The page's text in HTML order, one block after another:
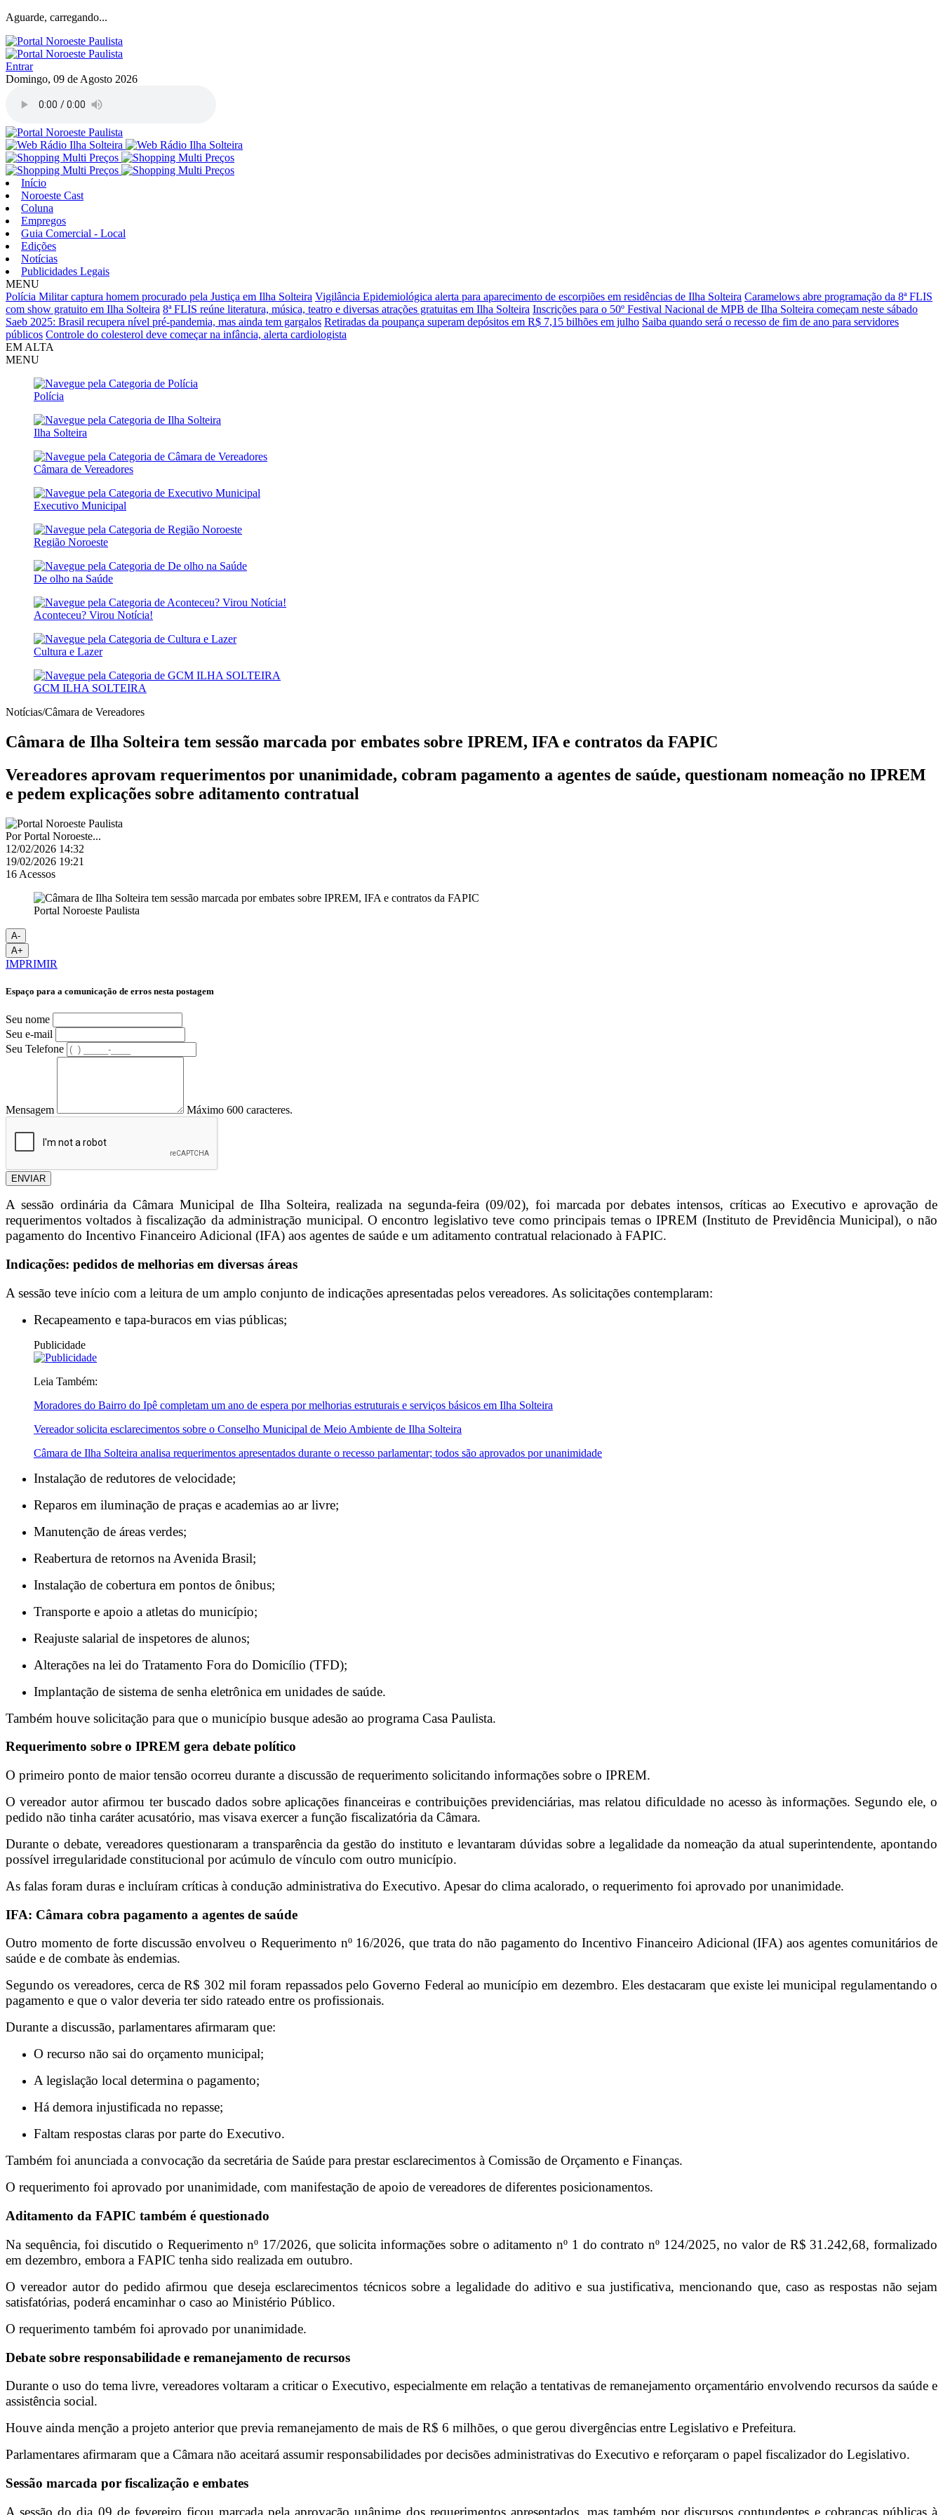
Aguarde, carregando...
Entrar
Domingo, 09 de Agosto 2026
Início
Noroeste Cast
Coluna
Empregos
Guia Comercial - Local
Edições
Notícias
Publicidades Legais
MENU
Polícia Militar captura homem procurado pela Justiça em Ilha Solteira Vigilância Epidemiológica alerta para aparecimento de escorpiões em residências de Ilha Solteira Caramelows abre programação da 8ª FLIS
com show gratuito em Ilha Solteira 8ª FLIS reúne literatura, música, teatro e diversas atrações gratuitas em Ilha Solteira Inscrições para o 50º Festival Nacional de MPB de Ilha Solteira começam neste sábado
Saeb 2025: Brasil recupera nível pré-pandemia, mas ainda tem gargalos Retiradas da poupança superam depósitos em R$ 7,15 bilhões em julho Saiba quando será o recesso de fim de ano para servidores
públicos Controle do colesterol deve começar na infância, alerta cardiologista
EM ALTA
MENU
Polícia
Ilha Solteira
Câmara de Vereadores
Executivo Municipal
Região Noroeste
De olho na Saúde
Aconteceu? Virou Notícia!
Cultura e Lazer
GCM ILHA SOLTEIRA
Notícias/Câmara de Vereadores
Câmara de Ilha Solteira tem sessão marcada por embates sobre IPREM, IFA e contratos da FAPIC
Vereadores aprovam requerimentos por unanimidade, cobram pagamento a agentes de saúde, questionam nomeação no IPREM
e pedem explicações sobre aditamento contratual
PorPortal Noroeste...
12/02/2026 14:32
19/02/2026 19:21
16 Acessos
Portal Noroeste Paulista
A-
A+
IMPRIMIR
Espaço para a comunicação de erros nesta postagem
Seu nome
Seu e-mail
Seu Telefone
Mensagem Máximo 600 caracteres.
ENVIAR
A sessão ordinária da Câmara Municipal de Ilha Solteira, realizada na segunda-feira (09/02), foi marcada por debates intensos, críticas ao Executivo e aprovação de
requerimentos voltados à fiscalização da administração municipal. O encontro legislativo teve como principais temas o IPREM (Instituto de Previdência Municipal), o não
pagamento do Incentivo Financeiro Adicional (IFA) aos agentes de saúde e um aditamento contratual relacionado à FAPIC.
Indicações: pedidos de melhorias em diversas áreas
A sessão teve início com a leitura de um amplo conjunto de indicações apresentadas pelos vereadores. As solicitações contemplaram:
Recapeamento e tapa-buracos em vias públicas;
Publicidade
Leia Também:
Moradores do Bairro do Ipê completam um ano de espera por melhorias estruturais e serviços básicos em Ilha Solteira
Vereador solicita esclarecimentos sobre o Conselho Municipal de Meio Ambiente de Ilha Solteira
Câmara de Ilha Solteira analisa requerimentos apresentados durante o recesso parlamentar; todos são aprovados por unanimidade
Instalação de redutores de velocidade;
Reparos em iluminação de praças e academias ao ar livre;
Manutenção de áreas verdes;
Reabertura de retornos na Avenida Brasil;
Instalação de cobertura em pontos de ônibus;
Transporte e apoio a atletas do município;
Reajuste salarial de inspetores de alunos;
Alterações na lei do Tratamento Fora do Domicílio (TFD);
Implantação de sistema de senha eletrônica em unidades de saúde.
Também houve solicitação para que o município busque adesão ao programa Casa Paulista.
Requerimento sobre o IPREM gera debate político
O primeiro ponto de maior tensão ocorreu durante a discussão de requerimento solicitando informações sobre o IPREM.
O vereador autor afirmou ter buscado dados sobre aplicações financeiras e contribuições previdenciárias, mas relatou dificuldade no acesso às informações. Segundo ele, o
pedido não tinha caráter acusatório, mas visava exercer a função fiscalizatória da Câmara.
Durante o debate, vereadores questionaram a transparência da gestão do instituto e levantaram dúvidas sobre a legalidade da nomeação da atual superintendente, apontando
possível irregularidade constitucional por acúmulo de vínculo com outro município.
As falas foram duras e incluíram críticas à condução administrativa do Executivo. Apesar do clima acalorado, o requerimento foi aprovado por unanimidade.
IFA: Câmara cobra pagamento a agentes de saúde
Outro momento de forte discussão envolveu o Requerimento nº 16/2026, que trata do não pagamento do Incentivo Financeiro Adicional (IFA) aos agentes comunitários de
saúde e de combate às endemias.
Segundo os vereadores, cerca de R$ 302 mil foram repassados pelo Governo Federal ao município em dezembro. Eles destacaram que existe lei municipal regulamentando o
pagamento e que o valor deveria ter sido rateado entre os profissionais.
Durante a discussão, parlamentares afirmaram que:
O recurso não sai do orçamento municipal;
A legislação local determina o pagamento;
Há demora injustificada no repasse;
Faltam respostas claras por parte do Executivo.
Também foi anunciada a convocação da secretária de Saúde para prestar esclarecimentos à Comissão de Orçamento e Finanças.
O requerimento foi aprovado por unanimidade, com manifestação de apoio de vereadores de diferentes posicionamentos.
Aditamento da FAPIC também é questionado
Na sequência, foi discutido o Requerimento nº 17/2026, que solicita informações sobre o aditamento nº 1 do contrato nº 124/2025, no valor de R$ 31.242,68, formalizado
em dezembro, embora a FAPIC tenha sido realizada em outubro.
O vereador autor do pedido afirmou que deseja esclarecimentos técnicos sobre a legalidade do aditivo e sua justificativa, mencionando que, caso as respostas não sejam
satisfatórias, poderá encaminhar o caso ao Ministério Público.
O requerimento também foi aprovado por unanimidade.
Debate sobre responsabilidade e remanejamento de recursos
Durante o uso do tema livre, vereadores voltaram a criticar o Executivo, especialmente em relação a tentativas de remanejamento orçamentário envolvendo recursos da saúde e
assistência social.
Houve ainda menção a projeto anterior que previa remanejamento de mais de R$ 6 milhões, o que gerou divergências entre Legislativo e Prefeitura.
Parlamentares afirmaram que a Câmara não aceitará assumir responsabilidades por decisões administrativas do Executivo e reforçaram o papel fiscalizador do Legislativo.
Sessão marcada por fiscalização e embates
A sessão do dia 09 de fevereiro ficou marcada pela aprovação unânime dos requerimentos apresentados, mas também por discursos contundentes e cobranças públicas à